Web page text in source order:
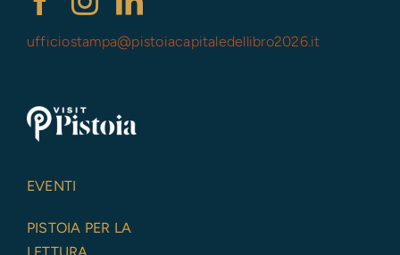
ufficiostampa@pistoiacapitaledellibro2026.it
EVENTI
PISTOIA PER LA